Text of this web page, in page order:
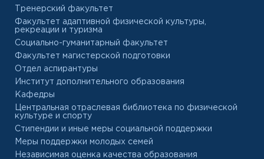
Тренерский факультет
Факультет адаптивной физической культуры,
рекреации и туризма
Социально-гуманитарный факультет
Факультет магистерской подготовки
Отдел аспирантуры
Институт дополнительного образования
Кафедры
Центральная отраслевая библиотека по физической
культуре и спорту
Стипендии и иные меры социальной поддержки
Меры поддержки молодых семей
Независимая оценка качества образования